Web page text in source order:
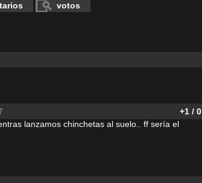
votos
+1 / 0
lanzamos chinchetas al suelo.. ff sería el